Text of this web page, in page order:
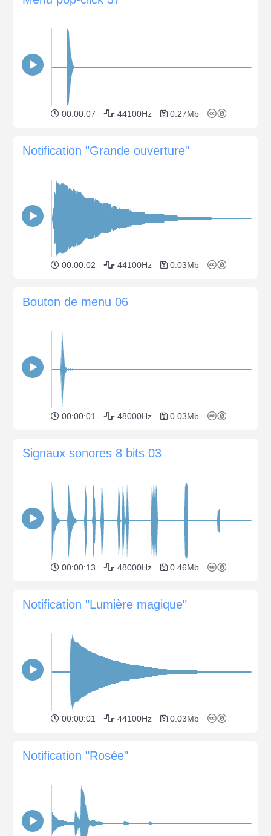
00:00:07 44100Hz 0.27Mb
Notification "Grande ouverture"
00:00:02 44100Hz 0.03Mb
Bouton de menu 06
00:00:01 48000Hz 0.03Mb
Signaux sonores 8 bits 03
00:00:13 48000Hz 0.46Mb
Notification "Lumière magique"
00:00:01 44100Hz 0.03Mb
Notification "Rosée"